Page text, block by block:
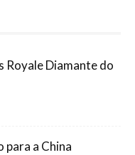
Diamante do
para a China